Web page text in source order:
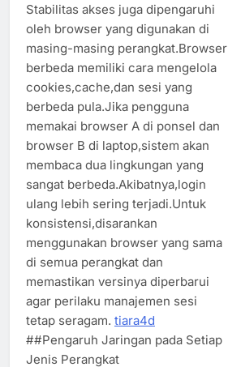
Stabilitas akses juga dipengaruhi
oleh browser yang digunakan di
masing-masing perangkat.Browser
berbeda memiliki cara mengelola
cookies,cache,dan sesi yang
berbeda pula.Jika pengguna
memakai browser A di ponsel dan
browser B di laptop,sistem akan
membaca dua lingkungan yang
sangat berbeda.Akibatnya,login
ulang lebih sering terjadi.Untuk
konsistensi,disarankan
menggunakan browser yang sama
di semua perangkat dan
memastikan versinya diperbarui
agar perilaku manajemen sesi
tetap seragam. tiara4d
##Pengaruh Jaringan pada Setiap
Jenis Perangkat